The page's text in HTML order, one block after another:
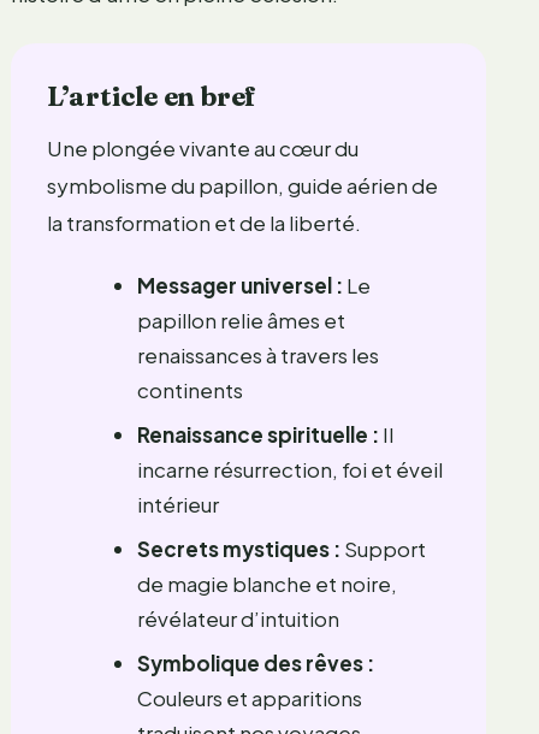
L’article en bref
Une plongée vivante au cœur du
symbolisme du papillon, guide aérien de
la transformation et de la liberté.
Messager universel : Le
papillon relie âmes et
renaissances à travers les
continents
Renaissance spirituelle : Il
incarne résurrection, foi et éveil
intérieur
Secrets mystiques : Support
de magie blanche et noire,
révélateur d’intuition
Symbolique des rêves :
Couleurs et apparitions